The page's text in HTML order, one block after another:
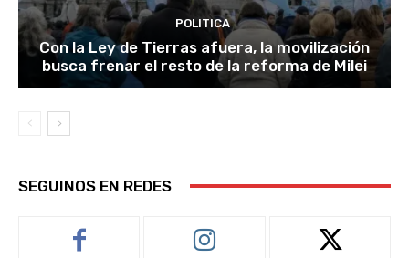
POLITICA
Con la Ley de Tierras afuera, la movilización
busca frenar el resto de la reforma de Milei
SEGUINOS EN REDES